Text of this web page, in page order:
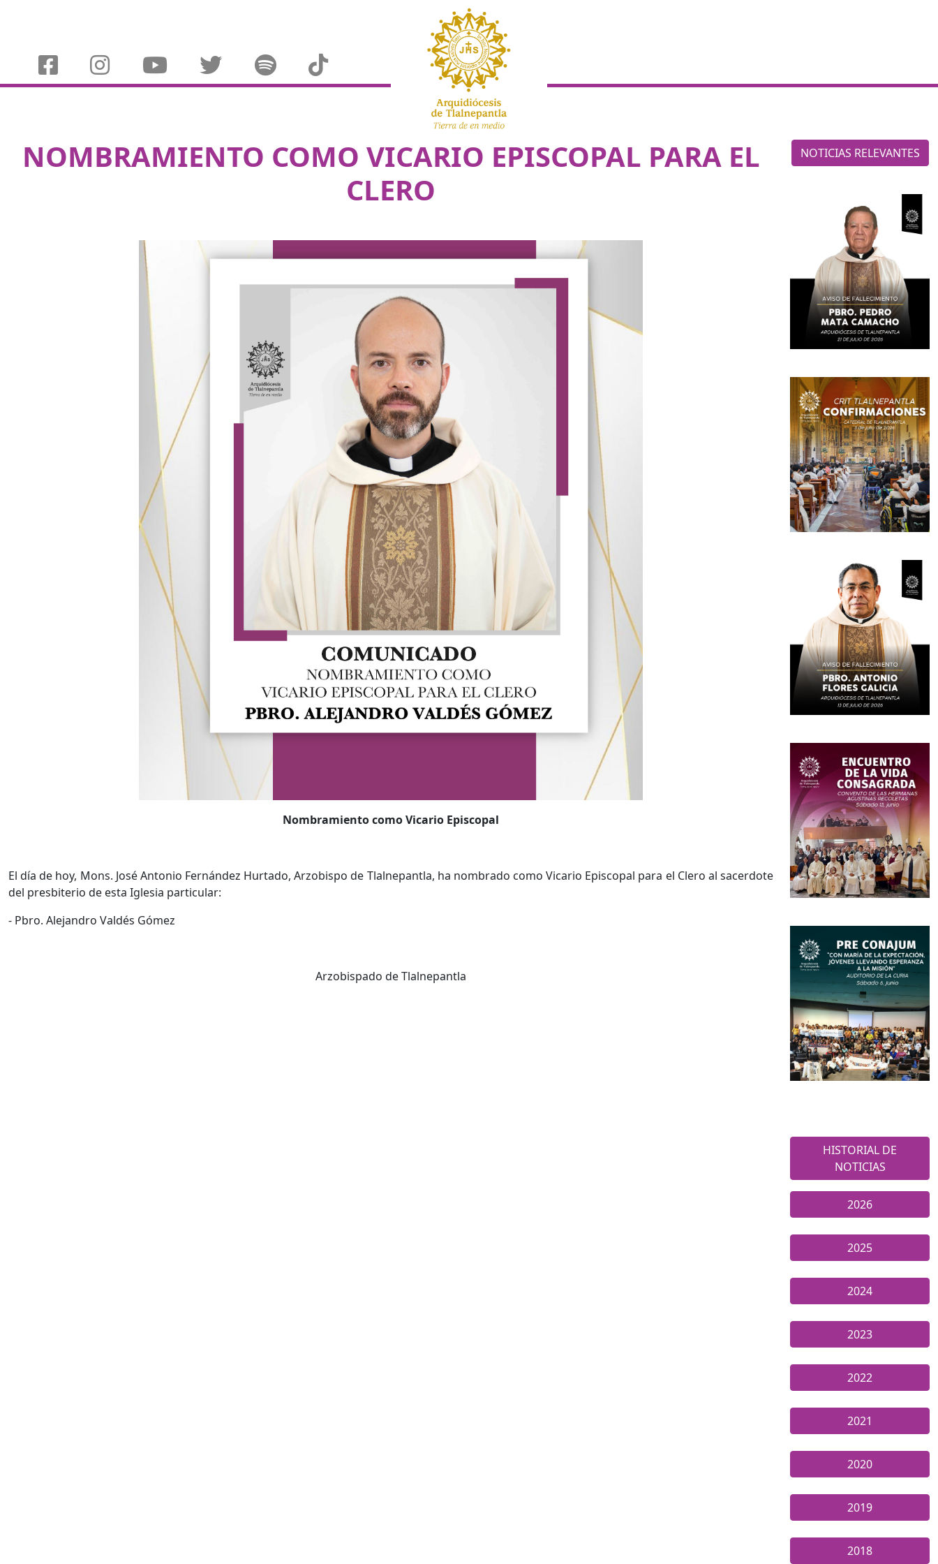
NOMBRAMIENTO COMO VICARIO EPISCOPAL PARA EL
CLERO
Nombramiento como Vicario Episcopal
El día de hoy, Mons. José Antonio Fernández Hurtado, Arzobispo de Tlalnepantla, ha nombrado como Vicario Episcopal para el Clero al sacerdote
del presbiterio de esta Iglesia particular:
- Pbro. Alejandro Valdés Gómez
Arzobispado de Tlalnepantla
NOTICIAS RELEVANTES
HISTORIAL DE
NOTICIAS
2026
2025
2024
2023
2022
2021
2020
2019
2018